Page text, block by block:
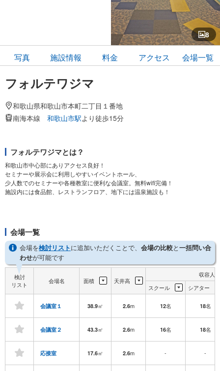
フォルテワジマ
和歌山県和歌山市本町二丁目１番地
南海本線 和歌山市駅より徒歩15分
写真 施設情報 料金 アクセス 会場一覧
8
フォルテワジマとは？
和歌山市中心部にありアクセス良好！
セミナーや展示会に利用しやすいイベントホール、
少人数でのセミナーや各種教室に便利な会議室。無料wifi完備！
施設内には食品館、レストランフロア、地下には温泉施設も！
会場一覧
会場を検討リストに追加いただくことで、 会場の比較と一括問い合
わせが可能です
検討
リスト
会場名 面積 天井高
収容人
スクール
シアター
会議室１ 38.9㎡ 2.6m 12名 18名
会議室２ 43.3㎡ 2.6m 16名 18名
応接室 17.6㎡ 2.6m - -